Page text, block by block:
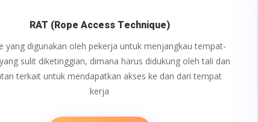
RAT (Rope Access Technique)
yang digunakan oleh pekerja untuk menjangkau tempat-
sulit diketinggian, dimana harus didukung oleh tali dan
terkait untuk mendapatkan akses ke dan dari tempat
kerja